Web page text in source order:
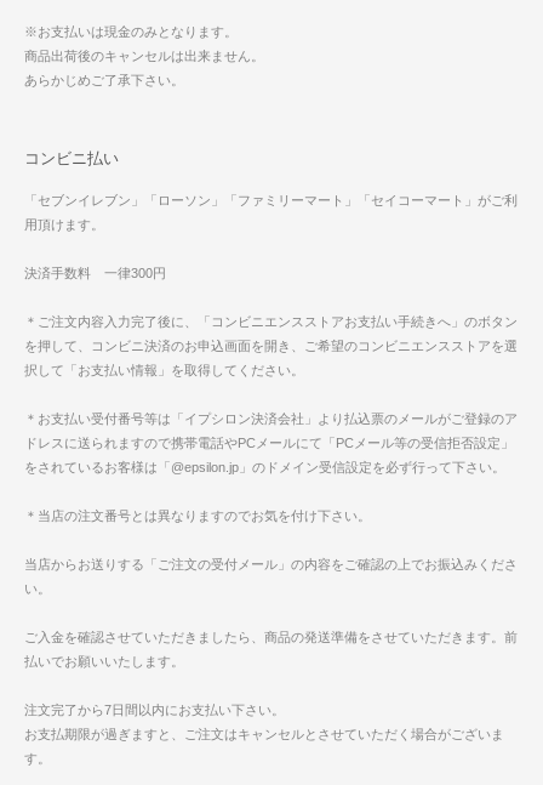
※お支払いは現金のみとなります。
商品出荷後のキャンセルは出来ません。
あらかじめご了承下さい。
コンビニ払い
「セブンイレブン」「ローソン」「ファミリーマート」「セイコーマート」がご利
用頂けます。
決済手数料 一律300円
＊ご注文内容入力完了後に、「コンビニエンスストアお支払い手続きへ」のボタン
を押して、コンビニ決済のお申込画面を開き、ご希望のコンビニエンスストアを選
択して「お支払い情報」を取得してください。
＊お支払い受付番号等は「イプシロン決済会社」より払込票のメールがご登録のア
ドレスに送られますので携帯電話やPCメールにて「PCメール等の受信拒否設定」
をされているお客様は「@epsilon.jp」のドメイン受信設定を必ず行って下さい。
＊当店の注文番号とは異なりますのでお気を付け下さい。
当店からお送りする「ご注文の受付メール」の内容をご確認の上でお振込みくださ
い。
ご入金を確認させていただきましたら、商品の発送準備をさせていただきます。前
払いでお願いいたします。
注文完了から7日間以内にお支払い下さい。
お支払期限が過ぎますと、ご注文はキャンセルとさせていただく場合がございま
す。